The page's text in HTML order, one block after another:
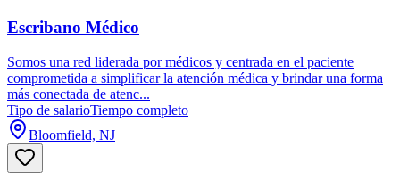
Escribano Médico
Somos una red liderada por médicos y centrada en el paciente
comprometida a simplificar la atención médica y brindar una forma
más conectada de atenc...
Tipo de salarioTiempo completo
Bloomfield, NJ